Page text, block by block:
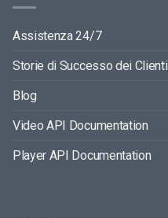
Assistenza 24/7
Storie di Successo dei Clienti
Blog
Video API Documentation
Player API Documentation